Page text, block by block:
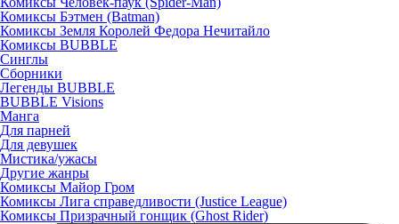
Комиксы Бэтмен (Batman)
Комиксы Земля Королей Федора Нечитайло
Комиксы BUBBLE
Синглы
Сборники
Легенды BUBBLE
BUBBLE Visions
Манга
Для парней
Для девушек
Мистика/ужасы
Другие жанры
Комиксы Майор Гром
Комиксы Лига справедливости (Justice League)
Комиксы Призрачный гонщик (Ghost Rider)